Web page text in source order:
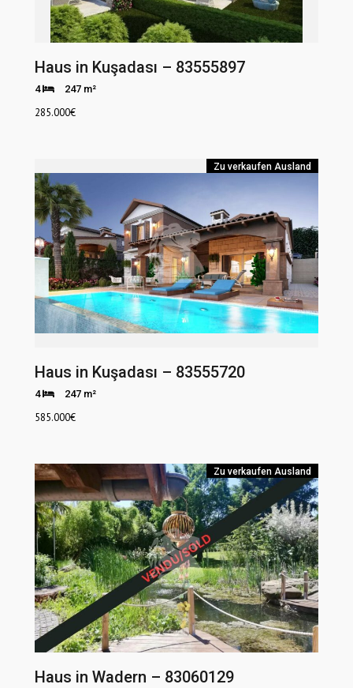
Haus in Kuşadası – 83555897
4 247 m²
285.000€
Zu verkaufen Ausland
Haus in Kuşadası – 83555720
4 247 m²
585.000€
Zu verkaufen Ausland
Haus in Wadern – 83060129